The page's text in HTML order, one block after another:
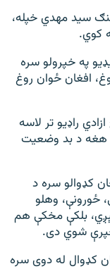
سید مهدي خپله،
کوي.
په خپرولو سره
افغان ځوان روغ
راډيو تر لاسه
هغه د بد وضعیت
کډوالو سره د
ځورونې، وهلو
بلکې مخکې هم
خپرې شوي دی.
کډوال له دوى سره